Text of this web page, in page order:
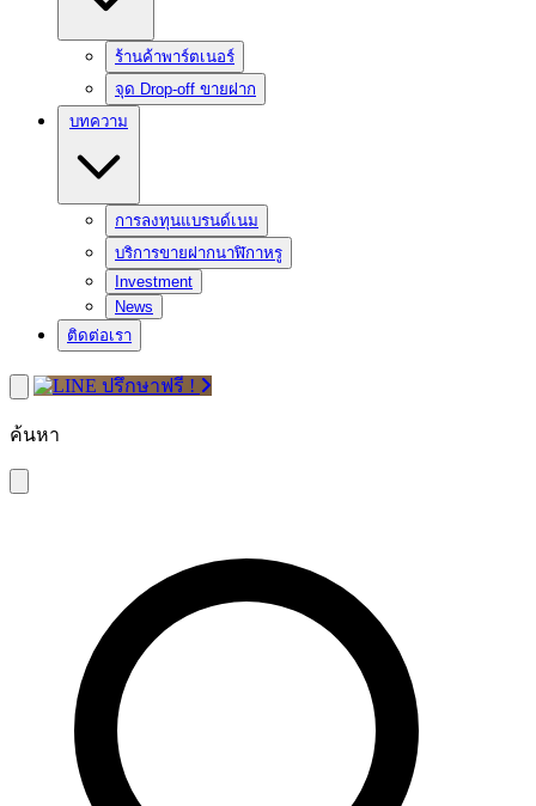
ร้านค้าพาร์ตเนอร์
จุด Drop-off ขายฝาก
บทความ
การลงทุนแบรนด์เนม
บริการขายฝากนาฬิกาหรู
Investment
News
ติดต่อเรา
ปรึกษาฟรี !
ค้นหา